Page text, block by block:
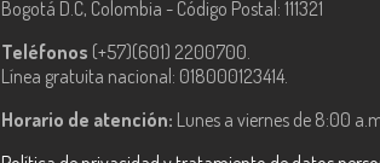
Bogotá D.C, Colombia - Código Postal: 111321
Teléfonos (+57)(601) 2200700.
Línea gratuita nacional: 018000123414.
Horario de atención: Lunes a viernes de 8:00